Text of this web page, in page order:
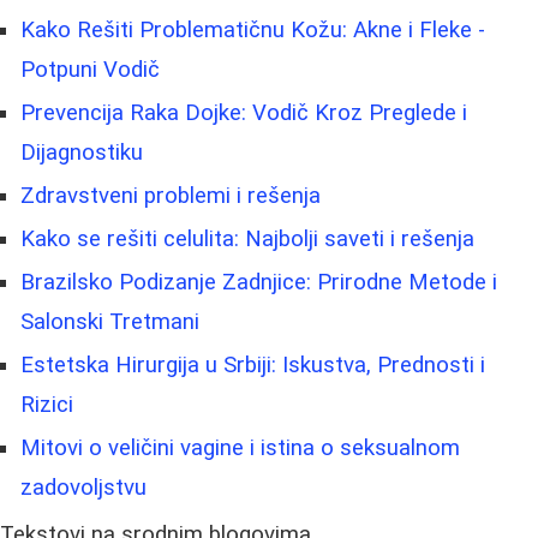
Kako Rešiti Problematičnu Kožu: Akne i Fleke -
Potpuni Vodič
Prevencija Raka Dojke: Vodič Kroz Preglede i
Dijagnostiku
Zdravstveni problemi i rešenja
Kako se rešiti celulita: Najbolji saveti i rešenja
Brazilsko Podizanje Zadnjice: Prirodne Metode i
Salonski Tretmani
Estetska Hirurgija u Srbiji: Iskustva, Prednosti i
Rizici
Mitovi o veličini vagine i istina o seksualnom
zadovoljstvu